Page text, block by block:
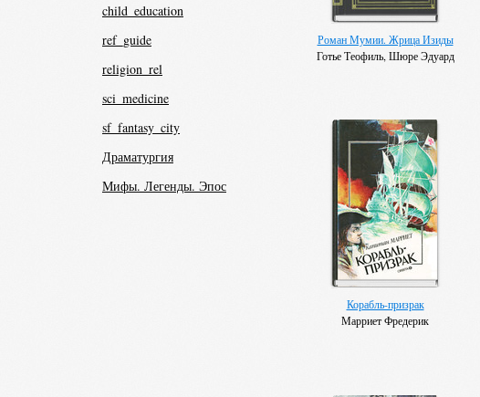
child_education
ref_guide
religion_rel
sci_medicine
sf_fantasy_city
Драматургия
Мифы. Легенды. Эпос
Роман Мумии. Жрица Изиды
Готье Теофиль, Шюре Эдуард
Корабль-призрак
Марриет Фредерик